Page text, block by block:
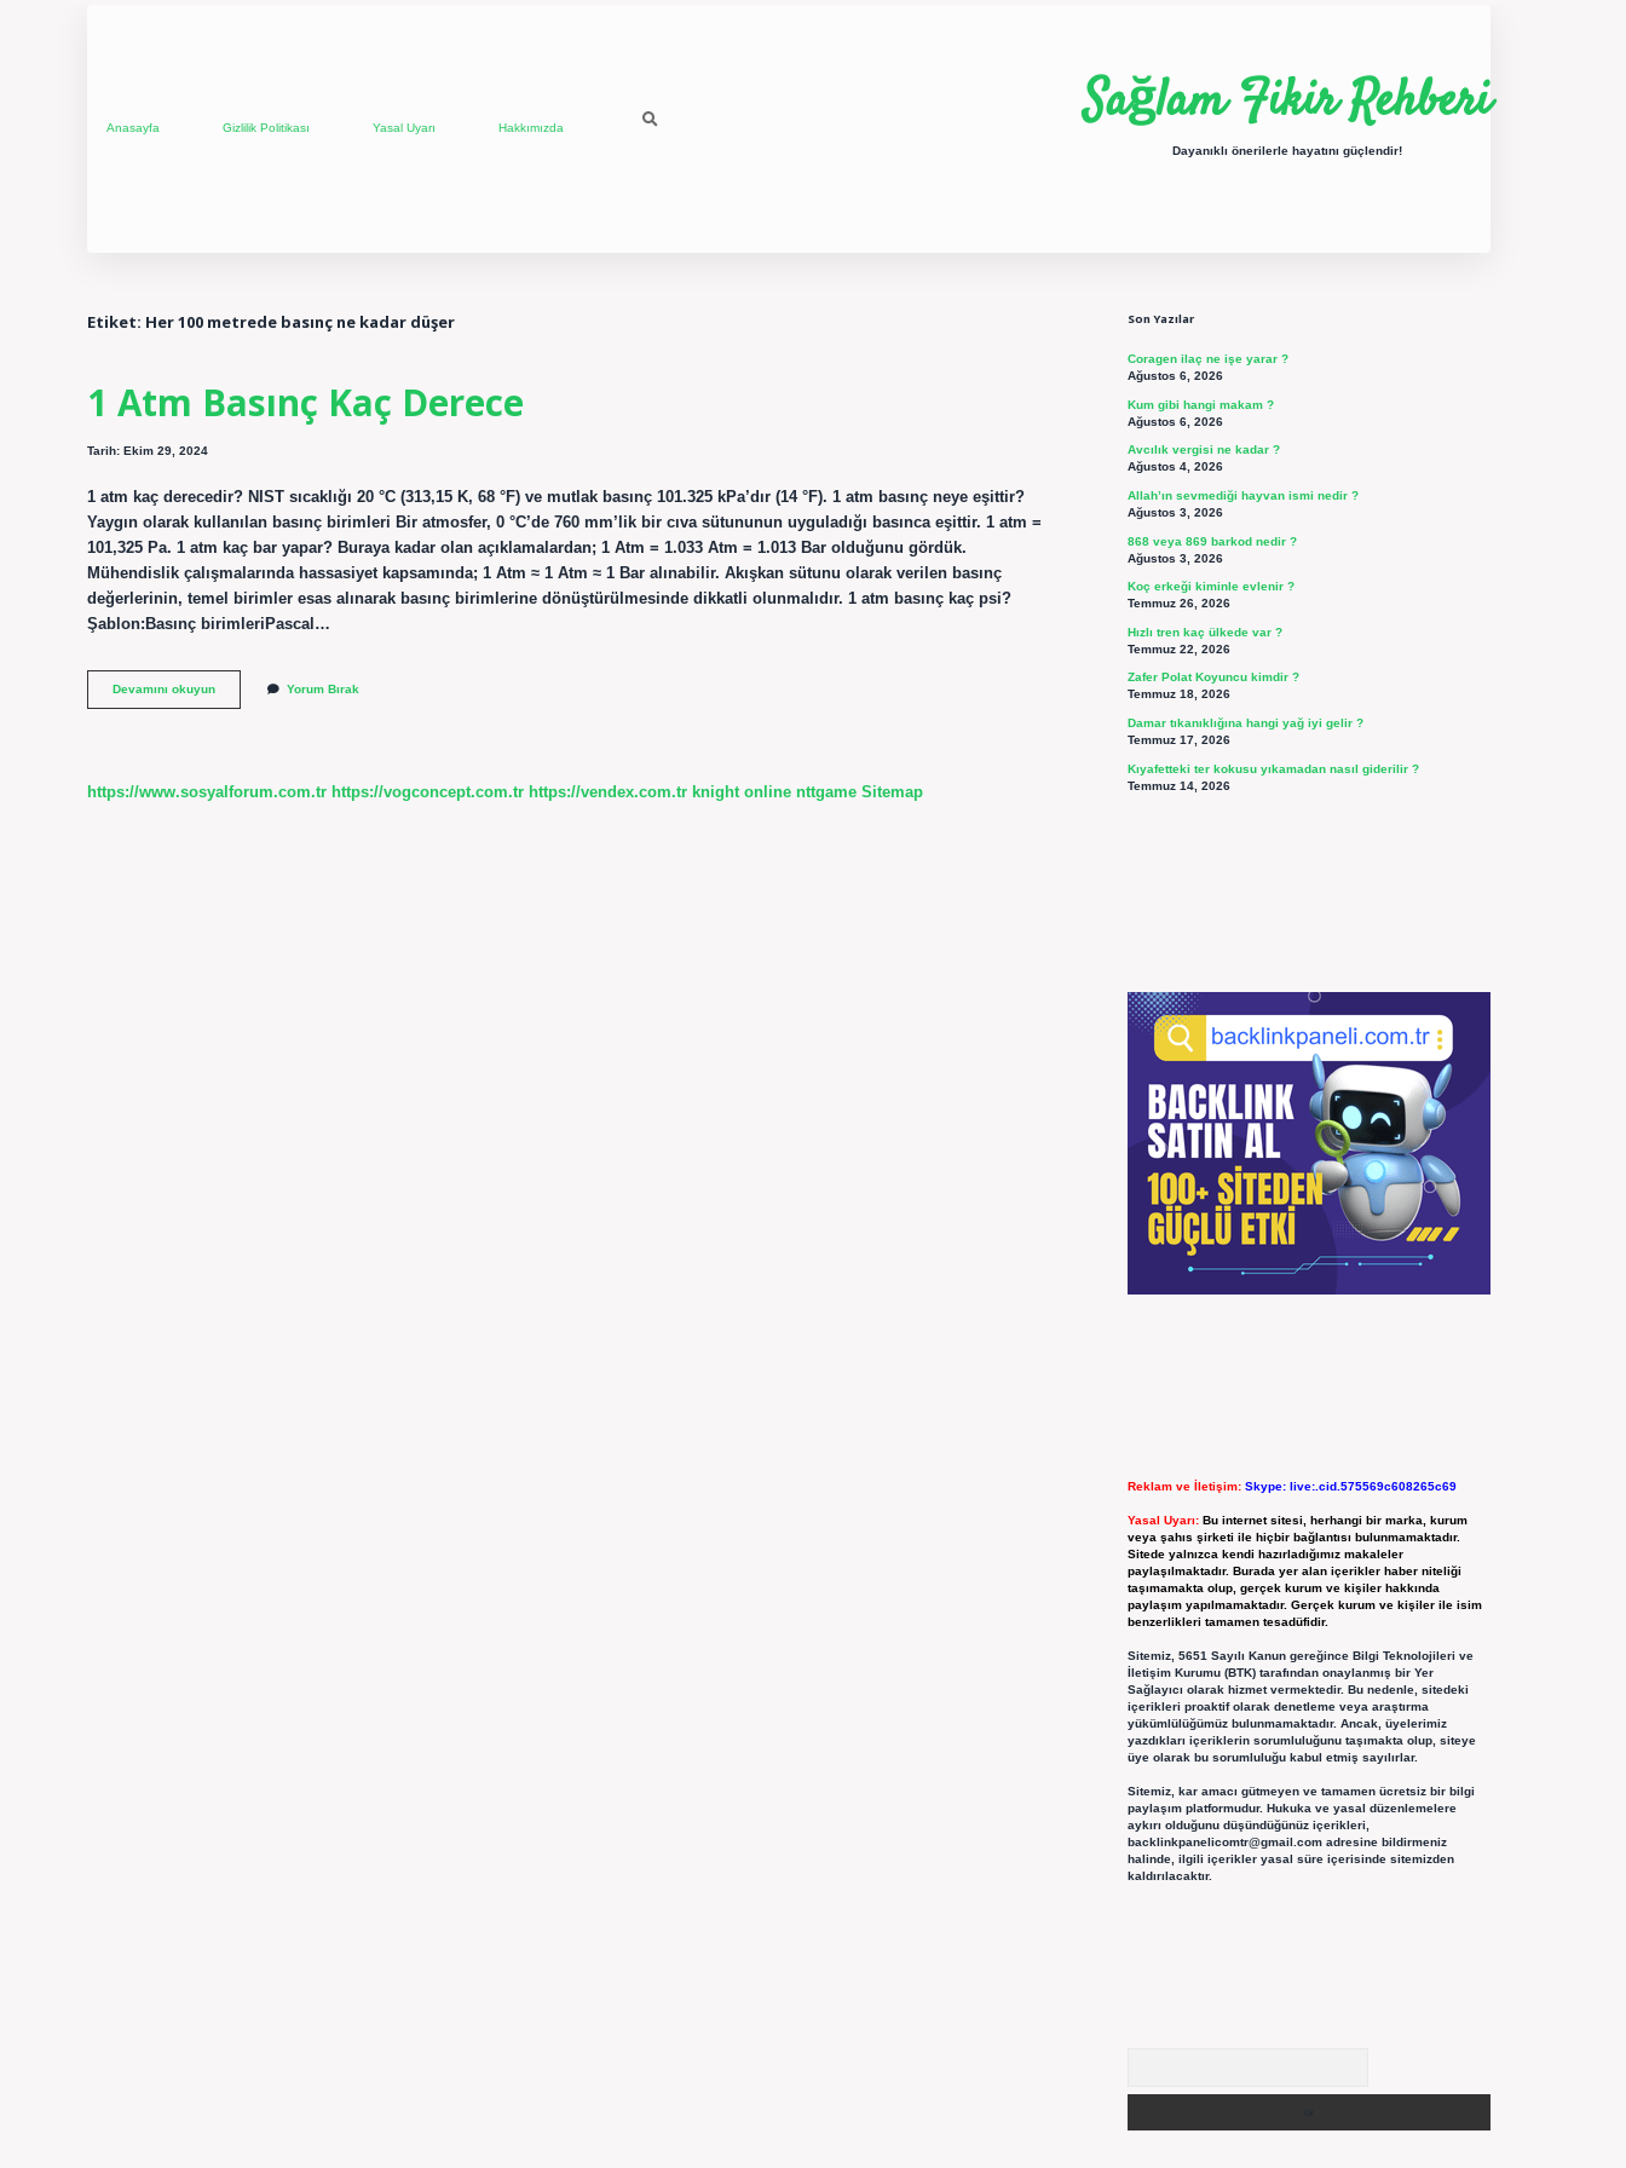
Anasayfa Gizlilik Politikası Yasal Uyarı Hakkımızda Sağlam Fikir Rehberi
Dayanıklı önerilerle hayatını güçlendir!
Etiket: Her 100 metrede basınç ne kadar düşer
1 Atm Basınç Kaç Derece
Tarih: Ekim 29, 2024
1 atm kaç derecedir? NIST sıcaklığı 20 °C (313,15 K, 68 °F) ve mutlak basınç 101.325 kPa’dır (14 °F). 1 atm basınç neye eşittir?
Yaygın olarak kullanılan basınç birimleri Bir atmosfer, 0 °C’de 760 mm’lik bir cıva sütununun uyguladığı basınca eşittir. 1 atm =
101,325 Pa. 1 atm kaç bar yapar? Buraya kadar olan açıklamalardan; 1 Atm = 1.033 Atm = 1.013 Bar olduğunu gördük.
Mühendislik çalışmalarında hassasiyet kapsamında; 1 Atm ≈ 1 Atm ≈ 1 Bar alınabilir. Akışkan sütunu olarak verilen basınç
değerlerinin, temel birimler esas alınarak basınç birimlerine dönüştürülmesinde dikkatli olunmalıdır. 1 atm basınç kaç psi?
Şablon:Basınç birimleriPascal…
Devamını okuyun1
Atm
Yorum Bırak
https://www.sosyalforum.com.tr https://vogconcept.com.tr https://vendex.com.tr knight online nttgame Sitemap
Son Yazılar
Coragen ilaç ne işe yarar ?
Ağustos 6, 2026
Kum gibi hangi makam ?
Ağustos 6, 2026
Avcılık vergisi ne kadar ?
Ağustos 4, 2026
Allah’ın sevmediği hayvan ismi nedir ?
Ağustos 3, 2026
868 veya 869 barkod nedir ?
Ağustos 3, 2026
Koç erkeği kiminle evlenir ?
Temmuz 26, 2026
Hızlı tren kaç ülkede var ?
Temmuz 22, 2026
Zafer Polat Koyuncu kimdir ?
Temmuz 18, 2026
Damar tıkanıklığına hangi yağ iyi gelir ?
Temmuz 17, 2026
Kıyafetteki ter kokusu yıkamadan nasıl giderilir ?
Temmuz 14, 2026
Reklam ve İletişim: Skype: live:.cid.575569c608265c69
Yasal Uyarı: Bu internet sitesi, herhangi bir marka, kurum
veya şahıs şirketi ile hiçbir bağlantısı bulunmamaktadır.
Sitede yalnızca kendi hazırladığımız makaleler
paylaşılmaktadır. Burada yer alan içerikler haber niteliği
taşımamakta olup, gerçek kurum ve kişiler hakkında
paylaşım yapılmamaktadır. Gerçek kurum ve kişiler ile isim
benzerlikleri tamamen tesadüfidir.
Sitemiz, 5651 Sayılı Kanun gereğince Bilgi Teknolojileri ve
İletişim Kurumu (BTK) tarafından onaylanmış bir Yer
Sağlayıcı olarak hizmet vermektedir. Bu nedenle, sitedeki
içerikleri proaktif olarak denetleme veya araştırma
yükümlülüğümüz bulunmamaktadır. Ancak, üyelerimiz
yazdıkları içeriklerin sorumluluğunu taşımakta olup, siteye
üye olarak bu sorumluluğu kabul etmiş sayılırlar.
Sitemiz, kar amacı gütmeyen ve tamamen ücretsiz bir bilgi
paylaşım platformudur. Hukuka ve yasal düzenlemelere
aykırı olduğunu düşündüğünüz içerikleri,
backlinkpanelicomtr@gmail.comadresine bildirmeniz
halinde, ilgili içerikler yasal süre içerisinde sitemizden
kaldırılacaktır.